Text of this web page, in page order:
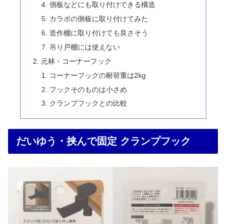
側板などにも取り付けできる構造
カラボの側板に取り付けてみた
造作棚に取り付けても良さそう
吊り戸棚には使えない
元林・コーナーフック
コーナーフックの耐荷重は2kg
フックそのものは小さめ
クランプフックとの比較
だいゆう・挟んで固定 クランプフック